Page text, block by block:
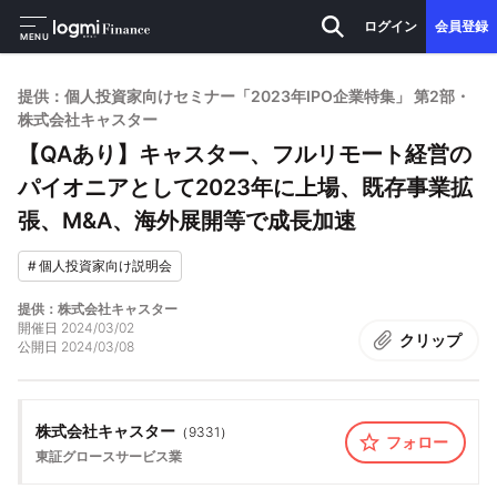
MENU
ログイン 会員登録
提供：個人投資家向けセミナー「2023年IPO企業特集」 第2部・
株式会社キャスター
【QAあり】キャスター、フルリモート経営の
パイオニアとして2023年に上場、既存事業拡
張、M&A、海外展開等で成長加速
#個人投資家向け説明会
提供：株式会社キャスター
開催日 2024/03/02
公開日 2024/03/08 クリップ
株式会社キャスター （ 9331 ）
東証グロースサービス業
フォロー